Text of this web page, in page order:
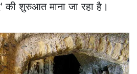
की शुरुआत माना जा रहा है।